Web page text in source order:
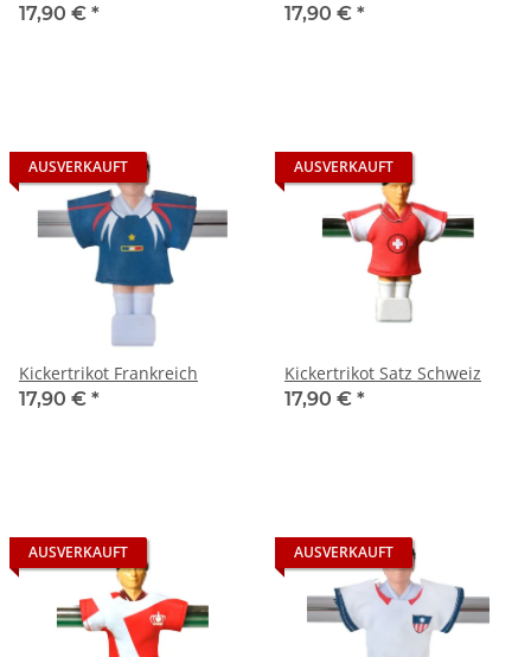
17,90 € *
17,90 € *
AUSVERKAUFT
Kickertrikot Frankreich
17,90 € *
AUSVERKAUFT
Kickertrikot Satz Schweiz
17,90 € *
AUSVERKAUFT AUSVERKAUFT